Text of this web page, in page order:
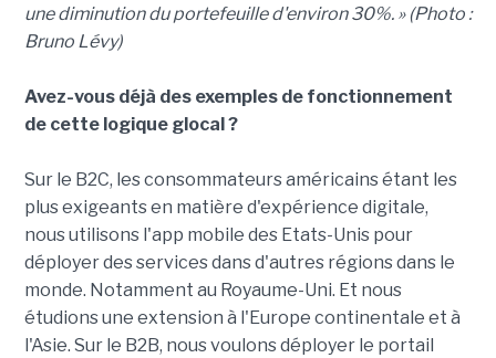
une diminution du portefeuille d'environ 30%. » (Photo :
Bruno Lévy)
Avez-vous déjà des exemples de fonctionnement
de cette logique glocal ?
Sur le B2C, les consommateurs américains étant les
plus exigeants en matière d'expérience digitale,
nous utilisons l'app mobile des Etats-Unis pour
déployer des services dans d'autres régions dans le
monde. Notamment au Royaume-Uni. Et nous
étudions une extension à l'Europe continentale et à
l'Asie. Sur le B2B, nous voulons déployer le portail